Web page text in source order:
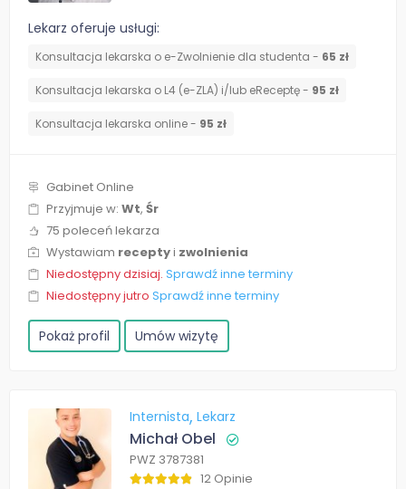
Lekarz oferuje usługi:
Konsultacja lekarska o e-Zwolnienie dla studenta - 65 zł
Konsultacja lekarska o L4 (e-ZLA) i/lub eReceptę - 95 zł
Konsultacja lekarska online - 95 zł
Gabinet Online
Przyjmuje w: Wt, Śr
75 poleceń lekarza
Wystawiam receptyi zwolnienia
Niedostępny dzisiaj. Sprawdź inne terminy
Niedostępny jutro Sprawdź inne terminy
Pokaż profil Umów wizytę
Internista Lekarz
Michał Obel
PWZ 3787381
12 Opinie